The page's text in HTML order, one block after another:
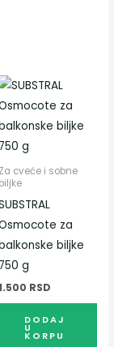
Za cveće i sobne
biljke
za
biljke
750 g
RSD
DODAJ
U
KORPU